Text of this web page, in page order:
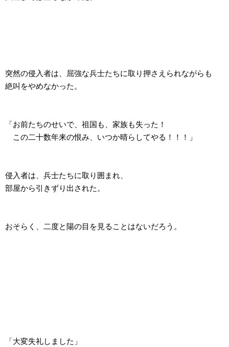
突然の侵入者は、屈強な兵士たちに取り押さえられながらも
絶叫をやめなかった。
「お前たちのせいで、祖国も、家族も失った！
この二十数年来の恨み、いつか晴らしてやる！！！」
侵入者は、兵士たちに取り囲まれ、
部屋から引きずり出された。
おそらく、二度と陽の目を見ることはないだろう。
「大変失礼しました」